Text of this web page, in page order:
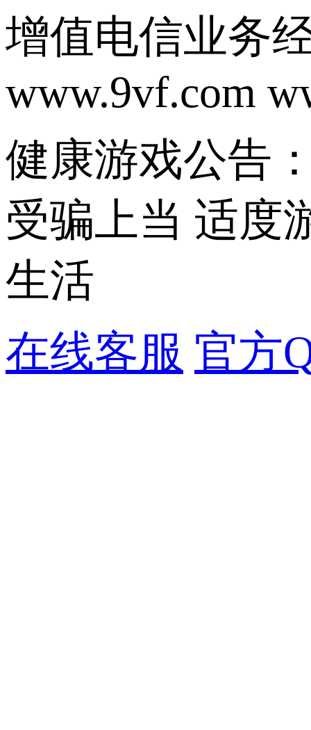
增值电信业务
www.9vf.com
健康游戏公告
受骗上当 适度
生活
在线客服 官方